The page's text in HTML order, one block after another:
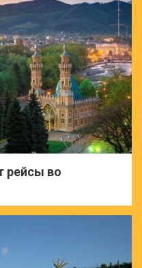
рейсы во